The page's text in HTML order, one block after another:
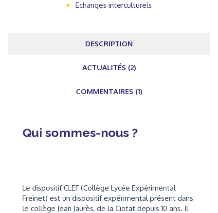
Echanges interculturels
DESCRIPTION
ACTUALITÉS (2)
COMMENTAIRES (1)
Qui sommes-nous ?
Le dispositif CLEF (Collège Lycée Expérimental
Freinet) est un dispositif expérimental présent dans
le collège Jean Jaurès, de la Ciotat depuis 10 ans. Il